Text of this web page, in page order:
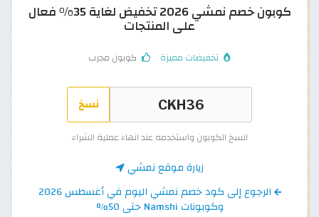
كوبون خصم نمشي 2026 تخفيض لغاية 35% فعال
على المنتجات
تخفيضات مميزة كوبون مجرب
نسخ
انسخ الكوبون واستخدمه عند انهاء عملية الشراء
زيارة موقع نمشي
الرجوع إلى كود خصم نمشي اليوم في أغسطس 2026
وكوبونات Namshi حتى 50%